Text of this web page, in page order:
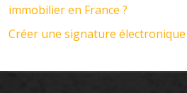
immobilier en France ?
Créer une signature